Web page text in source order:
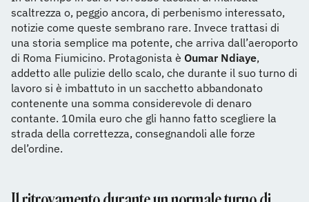
scaltrezza o, peggio ancora, di perbenismo interessato,
notizie come queste sembrano rare. Invece trattasi di
una storia semplice ma potente, che arriva dall’aeroporto
di Roma Fiumicino. Protagonista è Oumar Ndiaye,
addetto alle pulizie dello scalo, che durante il suo turno di
lavoro si è imbattuto in un sacchetto abbandonato
contenente una somma considerevole di denaro
contante. 10mila euro che gli hanno fatto scegliere la
strada della correttezza, consegnandoli alle forze
del’ordine.